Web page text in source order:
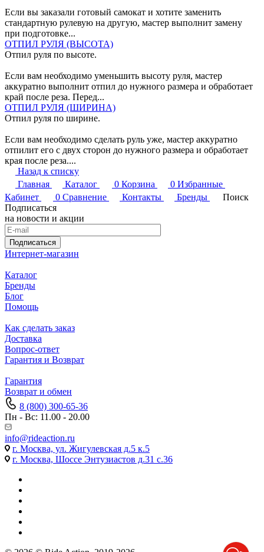
Если вы заказали готовый самокат и хотите заменить
стандартную рулевую на другую, мастер выполнит замену
при подготовке...
ОТПИЛ РУЛЯ (ВЫСОТА)
Отпил руля по высоте.
Если вам необходимо уменьшить высоту руля, мастер
аккуратно выполнит отпил до нужного размера и обработает
край после реза. Перед...
ОТПИЛ РУЛЯ (ШИРИНА)
Отпил руля по ширине.
Если вам необходимо сделать руль уже, мастер аккуратно
отпилит его с двух сторон до нужного размера и обработает
края после реза....
Назад к списку
Главная
Каталог 0 Корзина 0 Избранные
Кабинет
0 Сравнение Контакты Бренды
Поиск
Подписаться
на новости и акции
Подписаться
Интернет-магазин
Каталог
Бренды
Блог
Помощь
Как сделать заказ
Доставка
Вопрос-ответ
Гарантия и Возврат
Гарантия
Возврат и обмен
8 (800) 300-65-36
Пн - Вс: 11.00 - 20.00
info@rideaction.ru
г. Москва, ул. Жигулевская д.5 к.5
г. Москва, Шоссе Энтузиастов д.31 с.36